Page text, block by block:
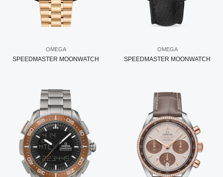
OMEGA
SPEEDMASTER MOONWATCH
OMEGA
SPEEDMASTER MOONWATCH